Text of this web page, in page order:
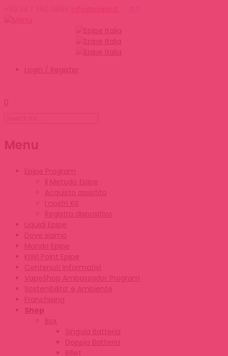
Login / Register
0
Menu
Epipe Program
Il Metodo Epipe
Acquisto assistito
I nostri Kit
Registra dispositivo
Liquidi Epipe
Dove siamo
Mondo Epipe
KIWI Point Epipe
Contenuti Informativi
VapeShop Ambassador Program
Sostenibilita’ e Ambiente
Franchising
Shop
Box
Singola Batteria
Doppia Batteria
Billet